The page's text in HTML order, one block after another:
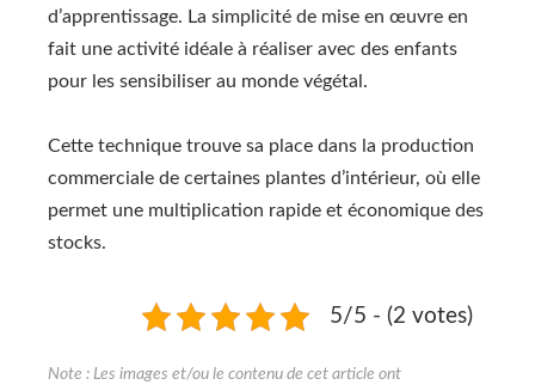
d’apprentissage. La simplicité de mise en œuvre en
fait une activité idéale à réaliser avec des enfants
pour les sensibiliser au monde végétal.
Cette technique trouve sa place dans la production
commerciale de certaines plantes d’intérieur, où elle
permet une multiplication rapide et économique des
stocks.
5/5 - (2 votes)